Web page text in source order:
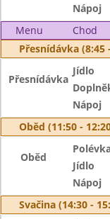
Nápoj
Menu
Chod
Přesnídávka (8:45
Přesnídávka
Jídlo
Nápoj
Oběd (11:50 -
Oběd
Jídlo
Nápoj
Svačina (14:30 -